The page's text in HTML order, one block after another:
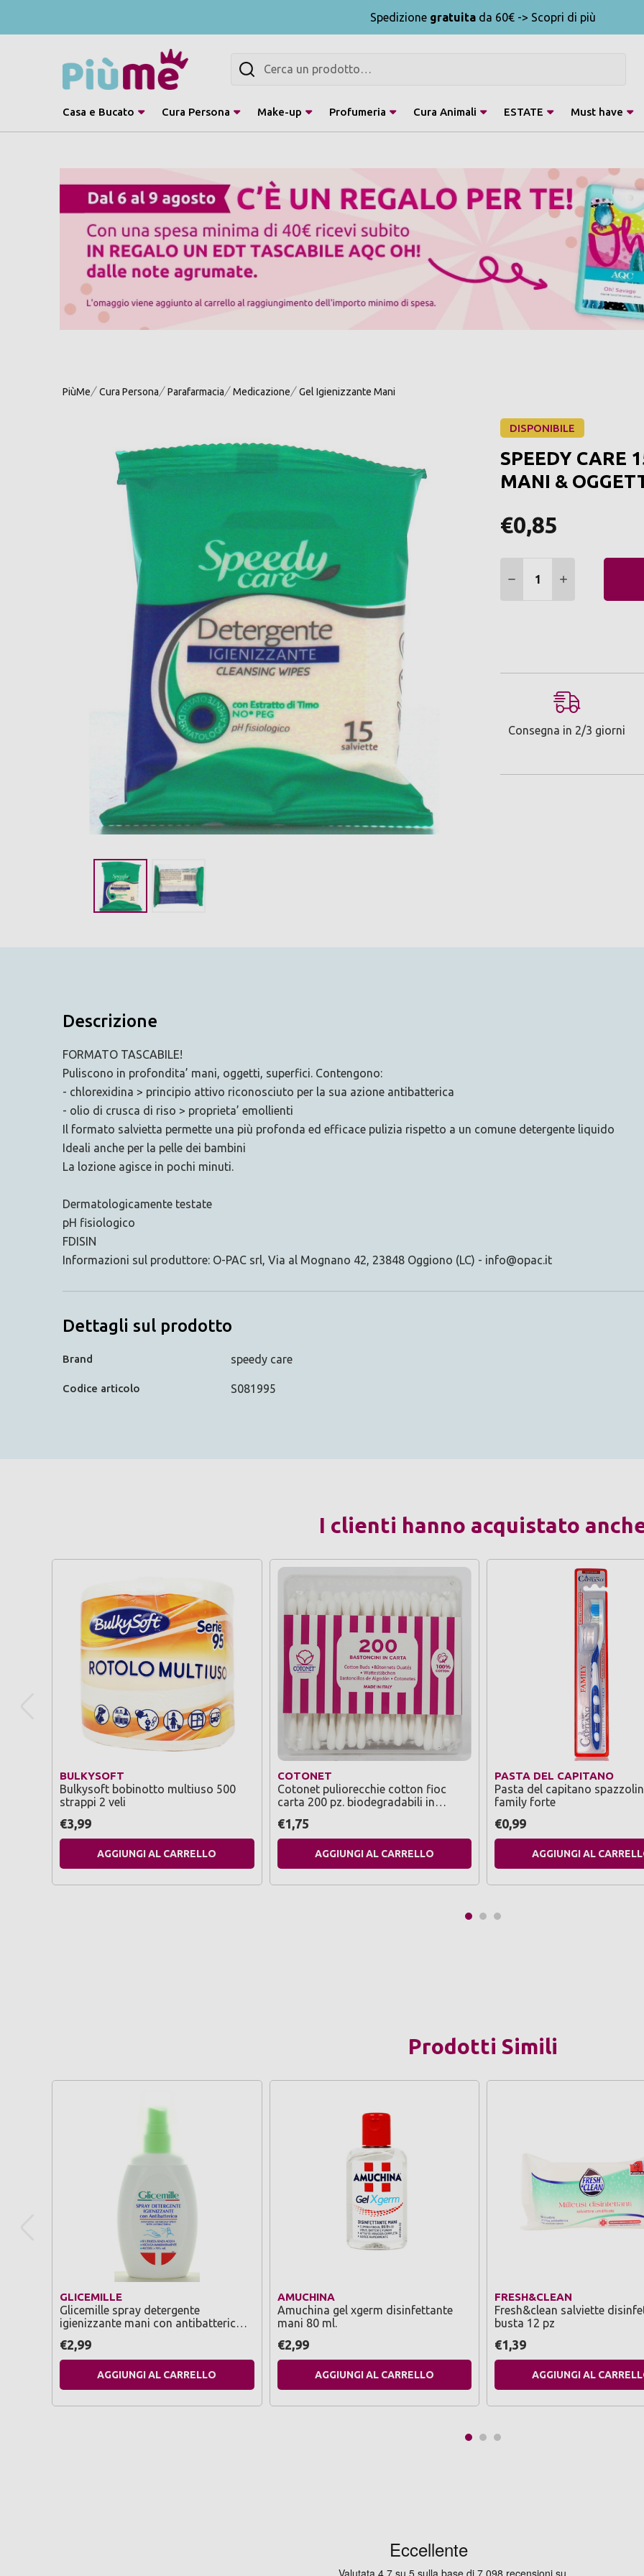
Spedizione gratuita da 60€ -> Scopri di più
Cerca
Casa e Bucato Cura Persona Make-up Profumeria Cura Animali ESTATE Must have
PiùMe Cura Persona Parafarmacia Medicazione Gel Igienizzante Mani
DISPONIBILE
SPEEDY CARE
MANI &
€0,85
DIMINUIRE QUANTITÀ:
AUMENTARE
Consegna in 2/3 giorni
Descrizione
FORMATO TASCABILE!
Puliscono in profondita’ mani, oggetti, superfici. Contengono:
- chlorexidina > principio attivo riconosciuto per la sua azione antibatterica
- olio di crusca di riso > proprieta’ emollienti
Il formato salvietta permette una più profonda ed efficace pulizia rispetto a un comune detergente liquido
Ideali anche per la pelle dei bambini
La lozione agisce in pochi minuti.
Dermatologicamente testate
pH fisiologico
FDISIN
Informazioni sul produttore: O-PAC srl, Via al Mognano 42, 23848 Oggiono (LC) - info@opac.it
Dettagli sul prodotto
Brand speedy care
Codice articolo S081995
I clienti hanno acquistato
BULKYSOFT
Bulkysoft bobinotto multiuso 500
strappi 2 veli
€3,99
AGGIUNGI AL CARRELLO
COTONET
Cotonet puliorecchie cotton fioc
carta 200 pz. biodegradabili in
€1,75
AGGIUNGI AL CARRELLO
PASTA DEL CAPITANO
Pasta del capitano
family forte
€0,99
AGGIUNGI AL
Prodotti Simili
GLICEMILLE
Glicemille spray detergente
igienizzante mani con antibatterico
€2,99
AGGIUNGI AL CARRELLO
AMUCHINA
Amuchina gel xgerm disinfettante
mani 80 ml.
€2,99
AGGIUNGI AL CARRELLO
FRESH&CLEAN
Fresh&clean salviette
busta 12 pz
€1,39
AGGIUNGI AL